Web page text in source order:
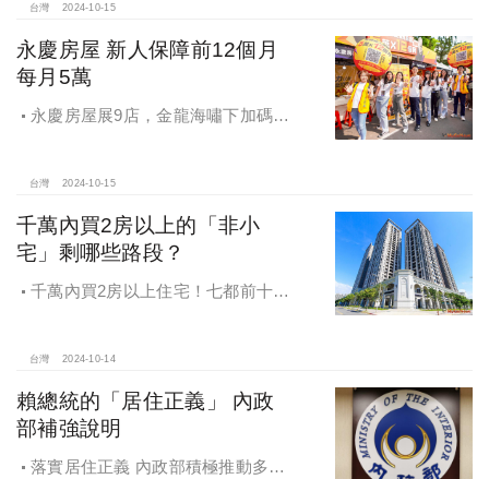
台灣 2024-10-15
永慶房屋 新人保障前12個月
每月5萬
永慶房屋展9店，金龍海嘯下加碼員
福感，看得到更領得到！業務新人保
障前12個月每月5萬
台灣 2024-10-15
千萬內買2房以上的「非小
宅」剩哪些路段？
千萬內買2房以上住宅！七都前十大
台灣 2024-10-14
賴總統的「居住正義」 內政
部補強說明
落實居住正義 內政部積極推動多元